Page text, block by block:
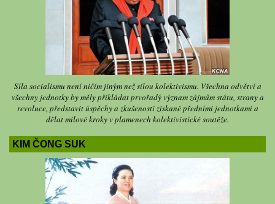
Síla socialismu není ničím jiným než silou kolektivismu. Všechna odvětví a
všechny jednotky by měly přikládat prvořadý význam zájmům státu, strany a
revoluce, představit úspěchy a zkušenosti získané předními jednotkami a
dělat mílové kroky v plamenech kolektivistické soutěže.
KIM ČONG SUK